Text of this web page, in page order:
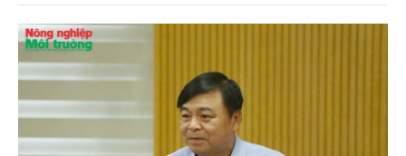
và Dược phẩm Hoa Kỳ (FDA).